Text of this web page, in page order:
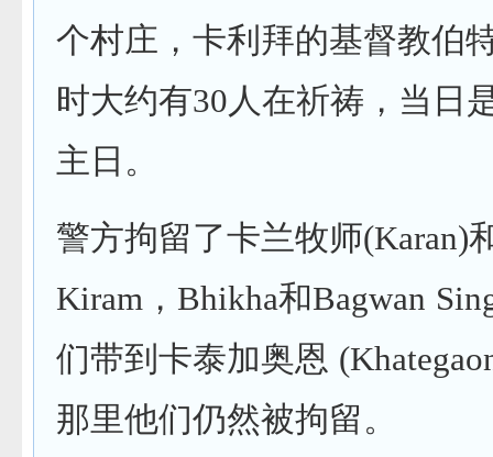
个村庄，卡利拜的基督教伯
时大约有30人在祈祷，当日
主日。
警方拘留了卡兰牧师(Karan)
Kiram，Bhikha和Bagwan
们带到卡泰加奥恩
那里他们仍然被拘留。